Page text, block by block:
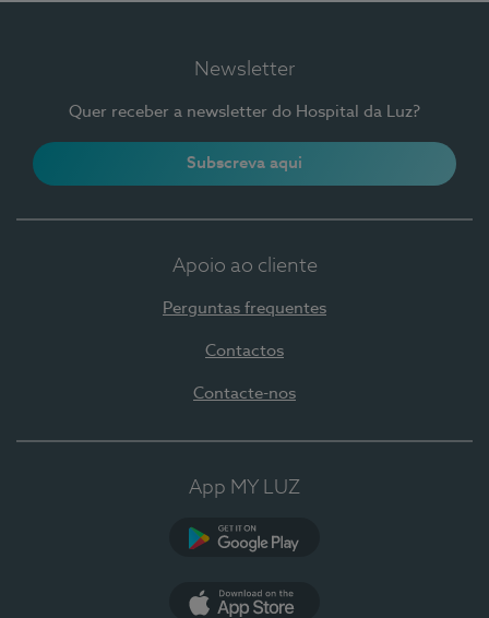
Newsletter
Quer receber a newsletter do Hospital da Luz?
Subscreva aqui
Apoio ao cliente
Perguntas frequentes
Contactos
Contacte-nos
App MY LUZ